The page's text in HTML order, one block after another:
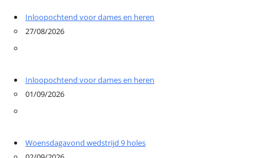
Inloopochtend voor dames en heren
27/08/2026
Inloopochtend voor dames en heren
01/09/2026
Woensdagavond wedstrijd 9 holes